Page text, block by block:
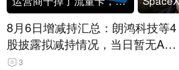
8月6日增减持汇总：朗鸿科技等4
股披露拟减持情况，当日暂无A股
公司披露拟增持情况（表）
3